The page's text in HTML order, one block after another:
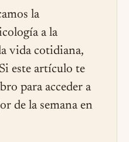
la
a la
vida cotidiana,
este artículo te
para acceder a
de la semana en